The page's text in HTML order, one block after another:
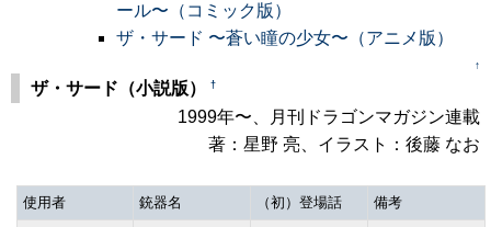
ール〜（コミック版）
ザ・サード 〜蒼い瞳の少女〜（アニメ版）
↑
ザ・サード（小説版） †
1999年〜、月刊ドラゴンマガジン連載
著：星野 亮、イラスト：後藤 なお
使用者 銃器名 （初）登場話 備考